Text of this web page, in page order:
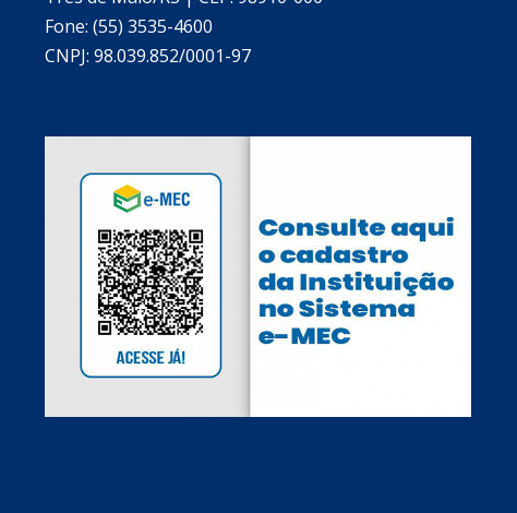
Fone: (55) 3535-4600
CNPJ: 98.039.852/0001-97